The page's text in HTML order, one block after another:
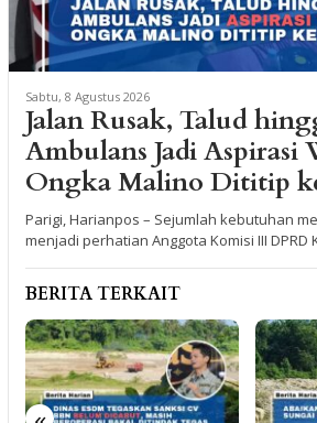
Sabtu, 8 Agustus 2026
Jalan Rusak, Talud
Ambulans Jadi Aspirasi
Ongka Malino Dititip
Parigi, Harianpos – Sejumlah kebutuhan
menjadi perhatian Anggota Komisi III
BERITA TERKAIT